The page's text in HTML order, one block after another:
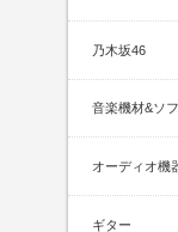
乃木坂46
音楽機材&ソ
オーディオ機
ギター